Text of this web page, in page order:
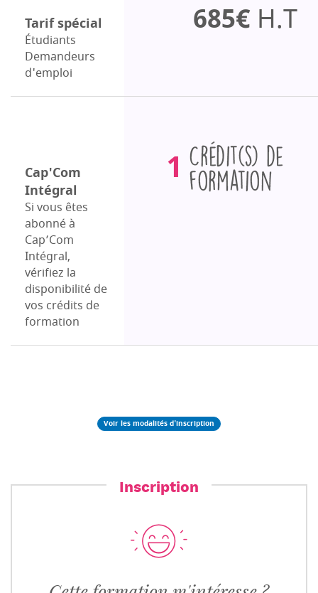
Tarif spécial
Étudiants
Demandeurs
d'emploi
685€ H.T
Cap'Com
Intégral
Si vous êtes
abonné à
Cap’Com
Intégral,
vérifiez la
disponibilité de
vos crédits de
formation
1
Crédits
de
formation
Voir les modalités d'inscription
Inscription